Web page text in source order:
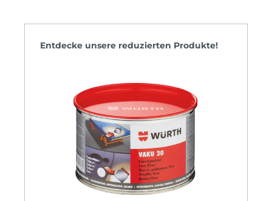
Produktgalerie überspringen
Entdecke unsere reduzierten Produkte!